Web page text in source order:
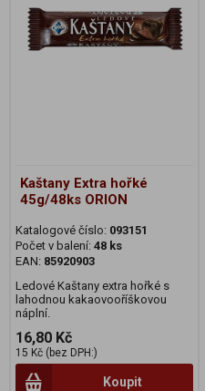
Kaštany Extra hořké
45g/48ks ORION
Katalogové číslo: 093151
Počet v balení: 48 ks
EAN: 85920903
Ledové Kaštany extra hořké s
lahodnou kakaovooříškovou
náplní.
16,80 Kč
15 Kč (bez DPH:)
Koupit